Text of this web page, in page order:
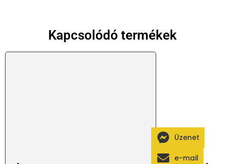
Kapcsolódó termékek
Üzenet
e-mail